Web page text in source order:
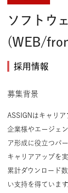
ソフトウ
(WEB/
採用情報
募集背景
ASSIGNはキャリ
企業様やエージェ
ア形成に役立つパ
キャリアアップを
累計ダウンロード
い支持を得ています